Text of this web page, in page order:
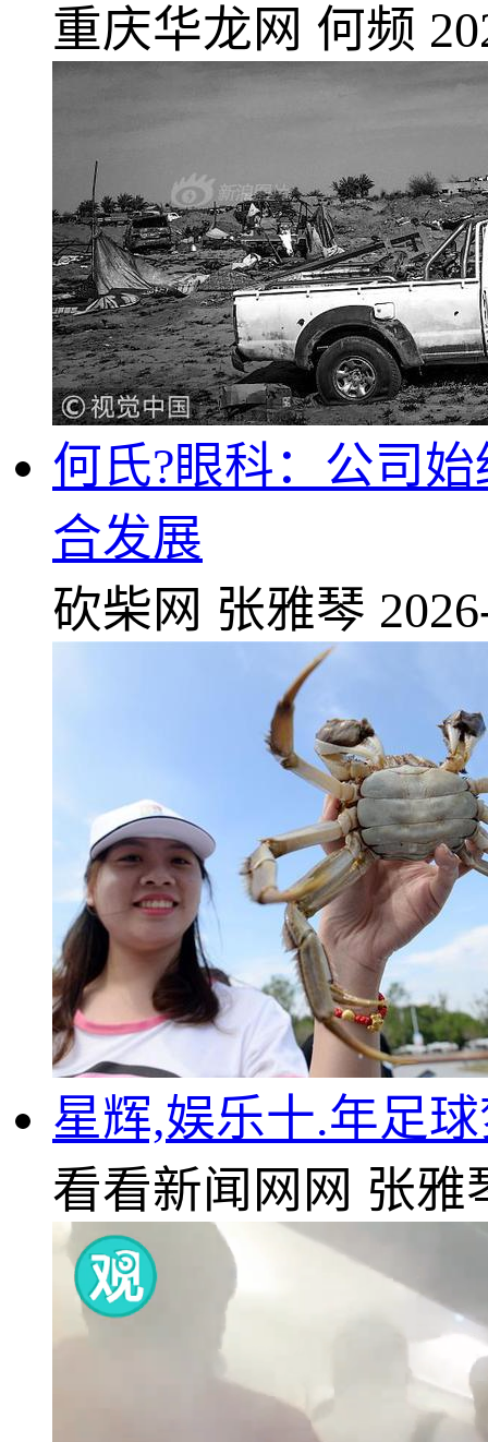
重庆华龙网 何频
何氏?眼科：公司
合发展
砍柴网 张雅琴
星辉,娱乐十.年足
看看新闻网网 张雅